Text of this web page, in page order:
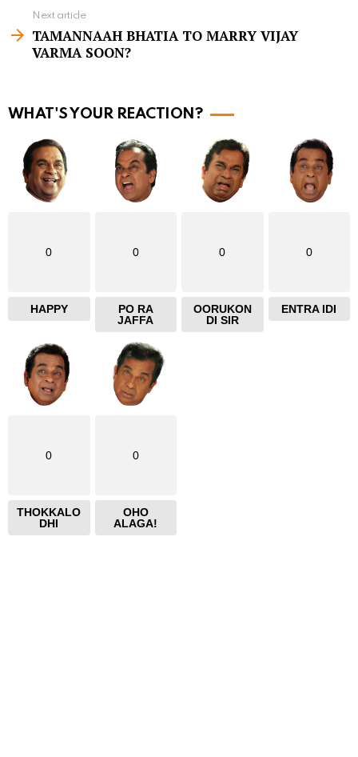
m
e
Next article
TAMANNAAH BHATIA TO MARRY VIJAY
VARMA SOON?
WHAT'S YOUR REACTION?
0
HAPPY
0
PO RA
JAFFA
0
OORUKON
DI SIR
0
ENTRA IDI
0
THOKKALO
DHI
0
OHO
ALAGA!